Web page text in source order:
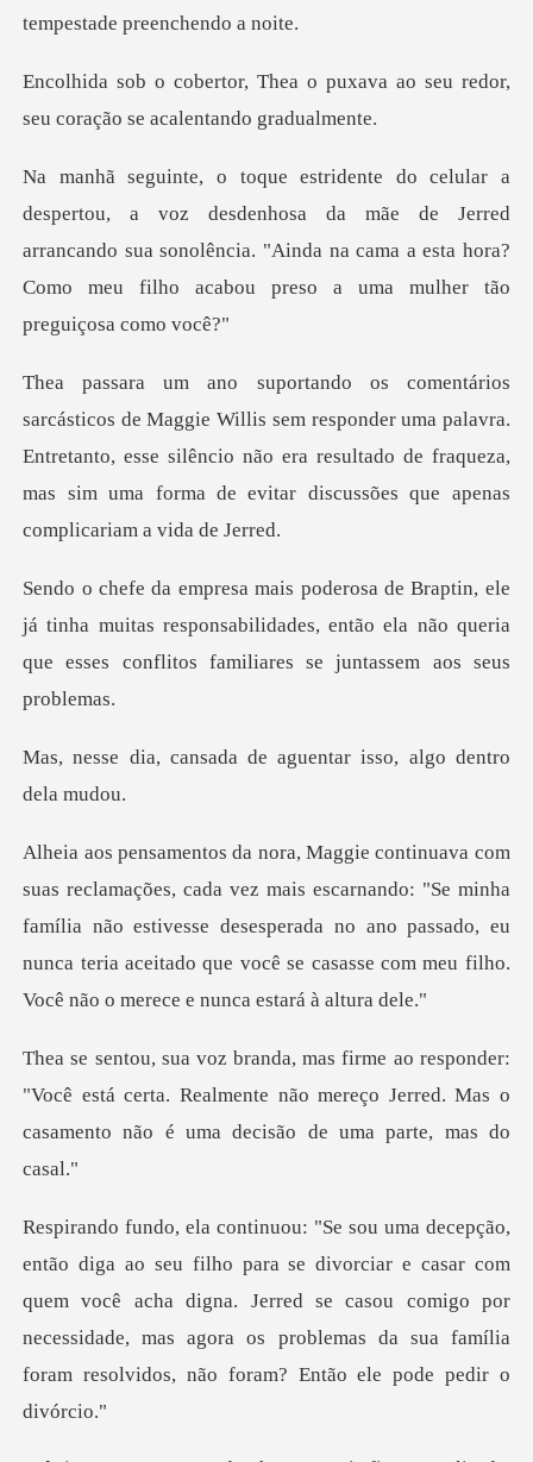
temp
o puxava ao seu redor,
seu cora
enhosa da mãe de Jerred
arrancando sua sonolência. "Ainda na cama a esta
esponder uma palavra.
Entretanto, esse silêncio não era resultado de fraqueza,
m
tinha muitas responsabilidades, então ela não queria
que e
a de aguentar isso, al
carnando: "Se minha
família não estivesse desesperada no ano passado, eu
nunca teria ace
"Você está certa. Realmente não mereço Jerred. Mas o
c
orciar e casar com
quem você acha digna. Jerred se casou comigo por
necessidade, mas agora